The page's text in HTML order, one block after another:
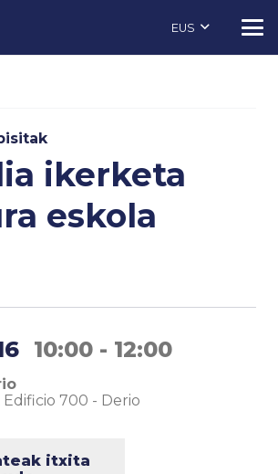
EUS
ikerketa
eskola
10:00 - 12:00
Edificio 700 - Derio
itxita